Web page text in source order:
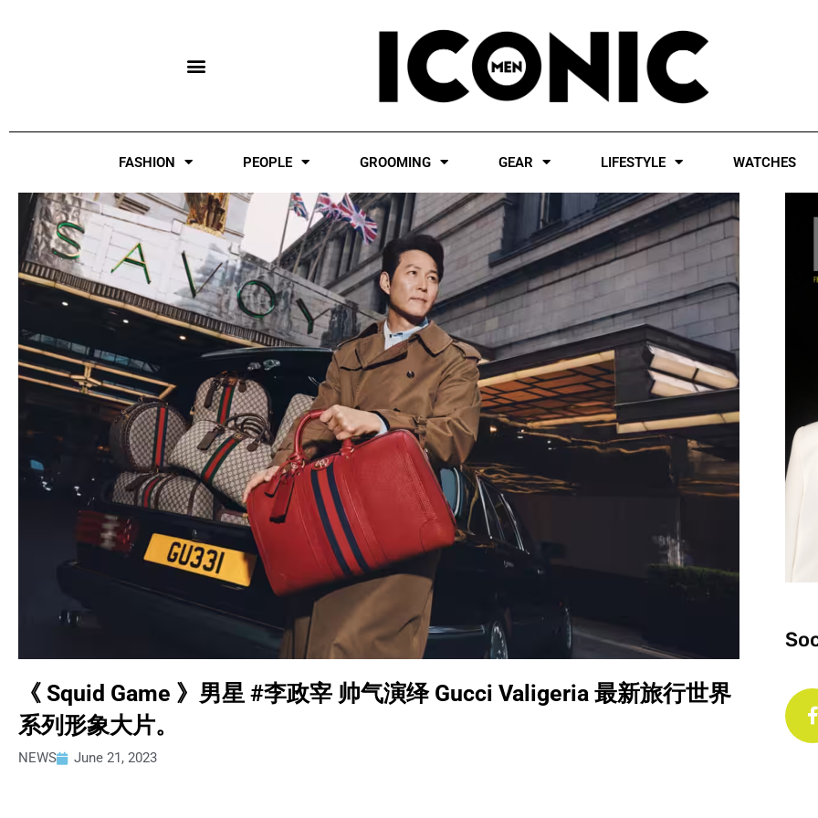
FASHION PEOPLE GROOMING GEAR LIFESTYLE WATCHES
《 Squid Game 》男星 #李政宰 帅气演绎 Gucci Valigeria 最新旅行世界
系列形象大片。
NEWS June 21, 2023
c